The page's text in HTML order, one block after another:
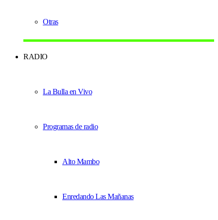
Otras
RADIO
La Bulla en Vivo
Programas de radio
Alto Mambo
Enredando Las Mañanas